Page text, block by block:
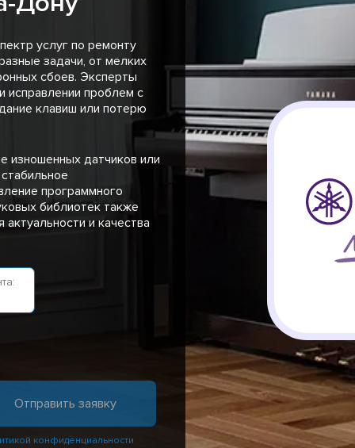
услуг по ремонту
задачи, от мелких
сбоев. Эксперты
исправлении проблем с
клавиш или потерю
изношенных датчиков или
программного
библиотек также
и качества
конфиденциальности